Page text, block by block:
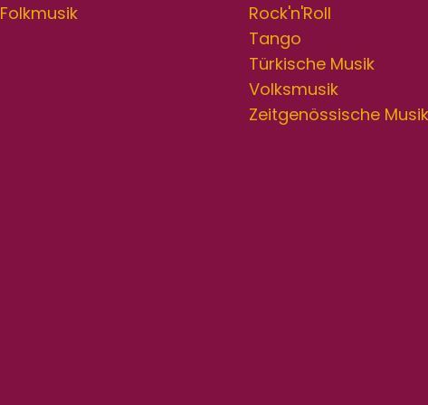
Folkmusik
Rock'n'Roll
Tango
Türkische Musik
Volksmusik
Zeitgenössische